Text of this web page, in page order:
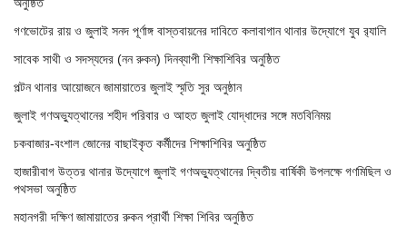
অনুষ্ঠিত
গণভোটের রায় ও জুলাই সনদ পূর্ণাঙ্গ বাস্তবায়নের দাবিতে কলাবাগান থানার উদ্যোগে যুব র‌্যালি
সাবেক সাথী ও সদস্যদের (নন রুকন) দিনব্যাপী শিক্ষাশিবির অনুষ্ঠিত
পল্টন থানার আয়োজনে জামায়াতের জুলাই স্মৃতি সুর অনুষ্ঠান
জুলাই গণঅভ্যুত্থানের শহীদ পরিবার ও আহত জুলাই যোদ্ধাদের সঙ্গে মতবিনিময়
চকবাজার-বংশাল জোনের বাছাইকৃত কর্মীদের শিক্ষাশিবির অনুষ্ঠিত
হাজারীবাগ উত্তর থানার উদ্যোগে জুলাই গণঅভ্যুত্থানের দ্বিতীয় বার্ষিকী উপলক্ষে গণমিছিল ও
পথসভা অনুষ্ঠিত
মহানগরী দক্ষিণ জামায়াতের রুকন প্রার্থী শিক্ষা শিবির অনুষ্ঠিত